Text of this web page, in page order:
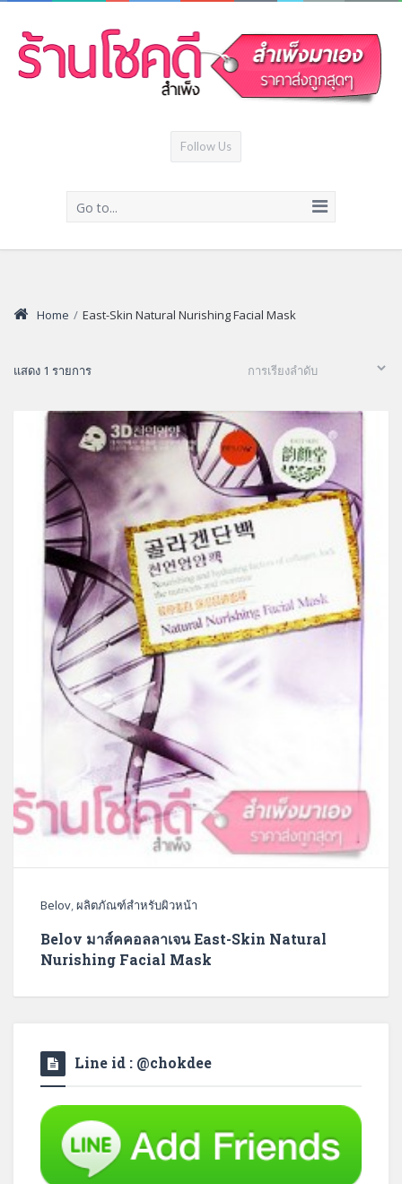
Follow Us
Go to...
Home / East-Skin Natural Nurishing Facial Mask
แสดง 1 รายการ
Belov,ผลิตภัณฑ์สำหรับผิวหน้า
Belov มาส์คคอลลาเจน East-Skin Natural
Nurishing Facial Mask
Line id : @chokdee